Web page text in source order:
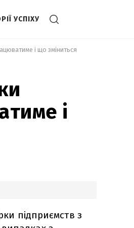
УСПІХУ
і що зміниться
і
підприємств з